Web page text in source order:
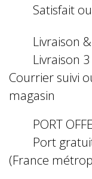
Satisfait
Livraison
Livraison
Courrier suivi
magasin
PORT
Port
(France